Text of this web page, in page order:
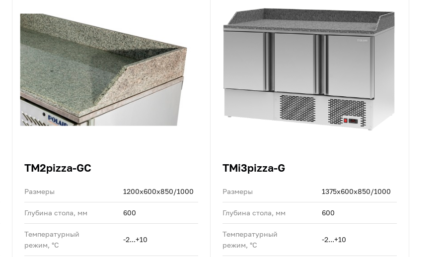
TM2pizza-GC
Размеры 1200x600x850/1000
Глубина стола, мм 600
Температурный
режим, °C
-2...+10
TMi3pizza-G
Размеры 1375x600x850/1000
Глубина стола, мм 600
Температурный
режим, °C
-2...+10